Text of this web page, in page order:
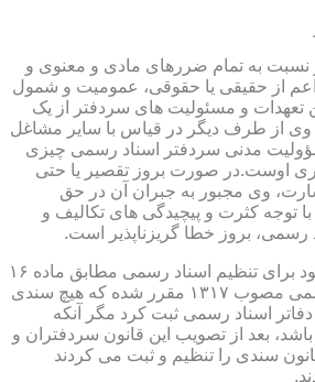
به تمام ضررهای مادی و معنوی و
از حقیقی یا حقوقی، عمومیت و شمول
تعهدات و مسئولیت های سردفتر از یک
از طرف دیگر در قیاس با سایر مشاغل
مدنی سردفتر اسناد رسمی چیزی
اوست.در صورت بروز تقصیر یا حتی
وی مجبور به جبران آن در حق
توجه کثرت و پیچیدگی های تکالیف و
بروز خطا گریزناپذیر است.
مبحث سوم): موانع موجود برای تنظیم اسناد رسمی مطابق ماده ۱۶
آیین نامه دفاتر اسناد رسمی مصوب ۱۳۱۷ مقرر شده که هیچ سندی
دفاتر اسناد رسمی ثبت کرد مگر آنکه
بعد از تصویب این قانون سردفتران و
سندی را تنظیم و ثبت می کردند